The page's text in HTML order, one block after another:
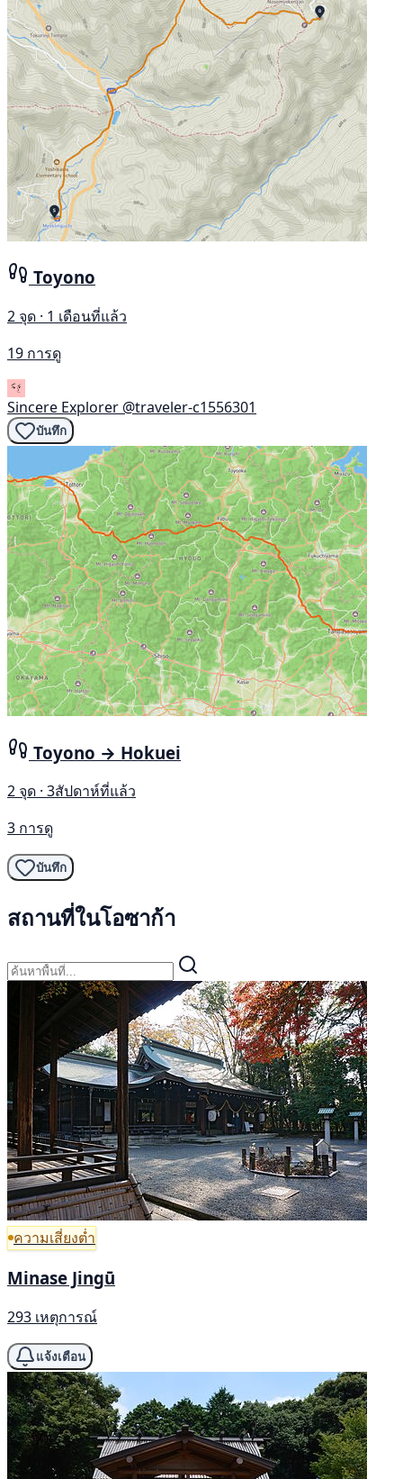
Toyono
2 จุด · 1 เดือนที่แล้ว
19 การดู
Sincere Explorer @traveler-c1556301
บันทึก
Toyono → Hokuei
2 จุด · 3สัปดาห์ที่แล้ว
3 การดู
บันทึก
สถานที่ในโอซาก้า
ความเสี่ยงต่ำ
Minase Jingū
293 เหตุการณ์
แจ้งเตือน